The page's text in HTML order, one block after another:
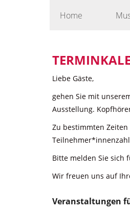
Home
Liebe Gäste,
gehen Sie mit
Ausstellung.
Zu bestimmten
Bitte melden Sie sich
Wir freuen uns auf
Veranstaltungen